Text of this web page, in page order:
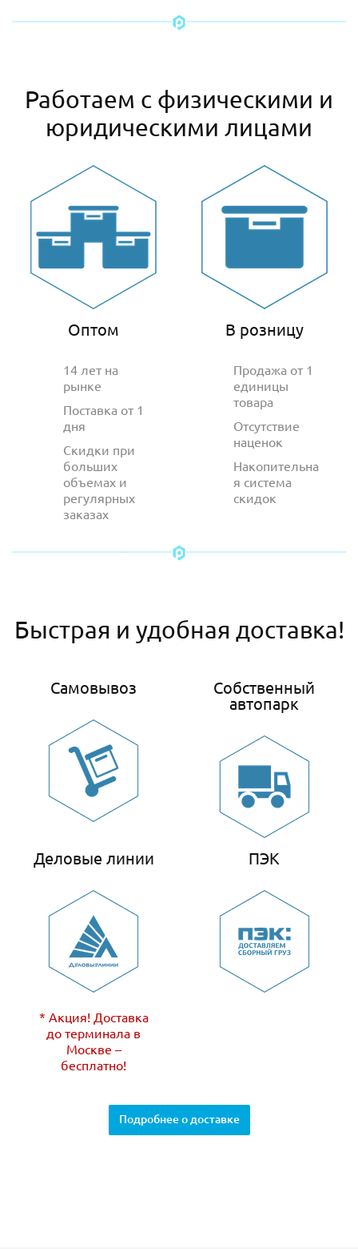
Работаем с физическими и
юридическими лицами
Оптом
14 лет на
рынке
Поставка от 1
дня
Скидки при
больших
объемах и
регулярных
заказах
В розницу
Продажа от 1
единицы
товара
Отсутствие
наценок
Накопительна
я система
скидок
Быстрая и удобная доставка!
Самовывоз
Собственный
автопарк
Деловые линии
* Акция! Доставка
до терминала в
Москве –
бесплатно!
ПЭК
Подробнее о доставке